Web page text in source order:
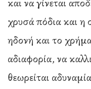
και να γίνεται
χρυσά πόδια και η
ηδονή και το
αδιαφορία, να
θεωρείται